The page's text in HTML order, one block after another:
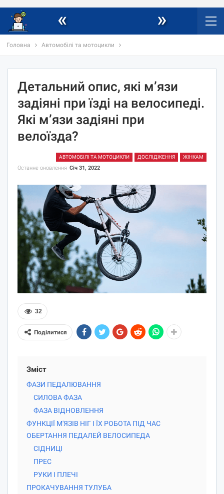
« »
Головна Автомобілі та мотоцикли
Детальний опис, які м’язи
задіяні при їзді на велосипеді.
Які м’язи задіяні при
велоїзда?
АВТОМОБІЛІ ТА МОТОЦИКЛИ ДОСЛІДЖЕННЯ ЖІНКАМ
Останнє оновлення Січ 31, 2022
32
Поділитися
Зміст
ФАЗИ ПЕДАЛЮВАННЯ
СИЛОВА ФАЗА
ФАЗА ВІДНОВЛЕННЯ
ФУНКЦІЇ М'ЯЗІВ НІГ І ЇХ РОБОТА ПІД ЧАС
ОБЕРТАННЯ ПЕДАЛЕЙ ВЕЛОСИПЕДА
СІДНИЦІ
ПРЕС
РУКИ І ПЛЕЧІ
ПРОКАЧУВАННЯ ТУЛУБА